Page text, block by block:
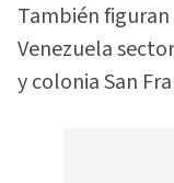
También
Venezuela
y colonia San